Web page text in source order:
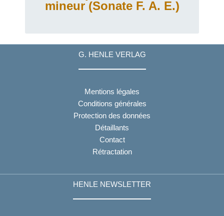
mineur (Sonate F. A. E.)
G. HENLE VERLAG
Mentions légales
Conditions générales
Protection des données
Détaillants
Contact
Rétractation
HENLE NEWSLETTER